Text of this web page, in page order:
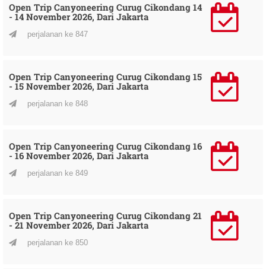
Open Trip Canyoneering Curug Cikondang 14
- 14 November 2026, Dari Jakarta
perjalanan ke 847
Open Trip Canyoneering Curug Cikondang 15
- 15 November 2026, Dari Jakarta
perjalanan ke 848
Open Trip Canyoneering Curug Cikondang 16
- 16 November 2026, Dari Jakarta
perjalanan ke 849
Open Trip Canyoneering Curug Cikondang 21
- 21 November 2026, Dari Jakarta
perjalanan ke 850